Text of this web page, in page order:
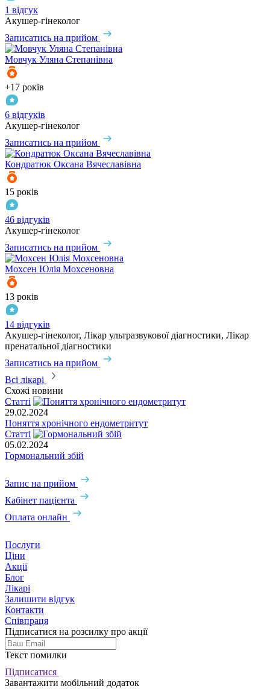
1 відгук
Акушер-гінеколог
Записатись на прийом
Мовчук Уляна Степанівна
+17 років
6 відгуків
Акушер-гінеколог
Записатись на прийом
Кондратюк Оксана Вячеславівна
15 років
46 відгуків
Акушер-гінеколог
Записатись на прийом
Мохсен Юлія Мохсеновна
13 років
14 відгуків
Акушер-гінеколог, Лікар ультразвукової діагностики, Лікар
пренатальної діагностики
Записатись на прийом
Всі лікарі
Схожі новини
Статті
29.02.2024
Поняття хронічного ендометритут
Статті
05.02.2024
Гормональний збій
Запис на прийом
Кабінет пацієнта
Оплата онлайн
Послуги
Ціни
Акції
Блог
Лікарі
Залишити відгук
Контакти
Співпраця
Підписатися на розсилку про акції
Текст помилки
Підписатися
Завантажити мобільний додаток